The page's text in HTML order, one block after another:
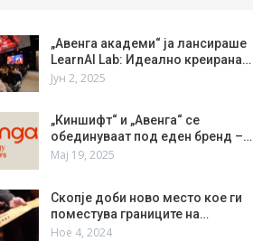
„Авенга академи“ ја лансираше
LearnAI Lab: Идеално креирана…
Јун 2, 2025
„Киншифт“ и „Авенга“ се
обединуваат под еден бренд –…
Мај 19, 2025
Скопје доби ново место кое ги
поместува границите на…
Ное 4, 2024